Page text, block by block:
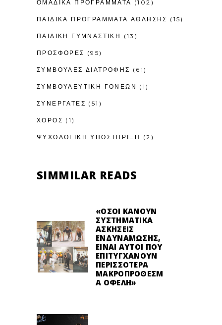
ΟΜΑΔΙΚΑ ΠΡΟΓΡΑΜΜΑΤΑ (102)
ΠΑΙΔΙΚΆ ΠΡΟΓΡΆΜΜΑΤΑ ΆΘΛΗΣΗΣ (15)
ΠΑΙΔΙΚΉ ΓΥΜΝΑΣΤΙΚΉ (13)
ΠΡΟΣΦΟΡΕΣ (95)
ΣΥΜΒΟΥΛΕΣ ΔΙΑΤΡΟΦΗΣ (61)
ΣΥΜΒΟΥΛΕΥΤΙΚΉ ΓΟΝΈΩΝ (1)
ΣΥΝΕΡΓΑΤΕΣ (51)
ΧΟΡΟΣ (1)
ΨΥΧΟΛΟΓΙΚΉ ΥΠΟΣΤΉΡΙΞΗ (2)
SIMMILAR READS
«ΌΣΟΙ ΚΆΝΟΥΝ
ΣΥΣΤΗΜΑΤΙΚΆ
ΑΣΚΉΣΕΙΣ
ΕΝΔΥΝΆΜΩΣΗΣ,
ΕΊΝΑΙ ΑΥΤΟΊ ΠΟΥ
ΕΠΙΤΥΓΧΆΝΟΥΝ
ΠΕΡΙΣΣΌΤΕΡΑ
ΜΑΚΡΟΠΡΌΘΕΣΜ
Α ΟΦΈΛΗ»